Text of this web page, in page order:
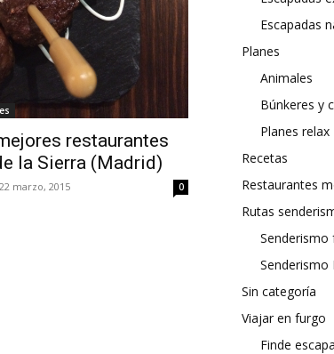
restaurantes
la Sierra (Madrid)
22 marzo, 2015 0
Escapadas
Planes
Animales
Búnkeres y
Planes relax
Recetas
Restaurantes
Rutas
Senderismo
Senderismo
Sin categoría
Viajar en furgo
Finde